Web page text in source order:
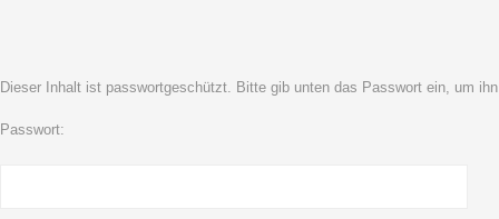
Dieser Inhalt ist passwortgeschützt. Bitte gib unten das Passwort ein, um
Passwort: